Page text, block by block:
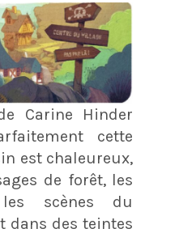
Carine Hinder
cette
est chaleureux,
de forêt, les
scènes du
dans des teintes